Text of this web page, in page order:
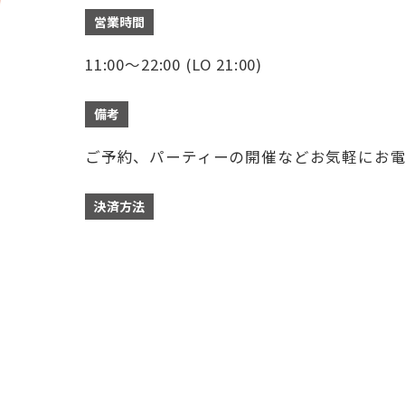
営業時間
11:00～22:00 (LO 21:00)
備考
ご予約、パーティーの開催などお気軽にお
決済方法